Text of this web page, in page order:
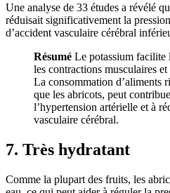
Une analyse de 33 études a révélé
réduisait significativement la
d’accident vasculaire cérébral
Résumé Le potassium facilite
les contractions musculaires
La consommation d’aliments
que les abricots, peut
l’hypertension artérielle et à
vasculaire cérébral.
7. Très hydratant
Comme la plupart des fruits, les